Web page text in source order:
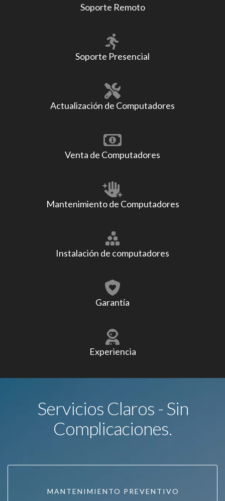
Soporte Remoto
Soporte Presencial
Actualización de Computadores
Venta de Computadores
Mantenimiento de Computadores
Instalación de computadores
Garantía
Experiencia
Servicios Claros - Sin
Complicaciones.
MANTENIMIENTO PREVENTIVO